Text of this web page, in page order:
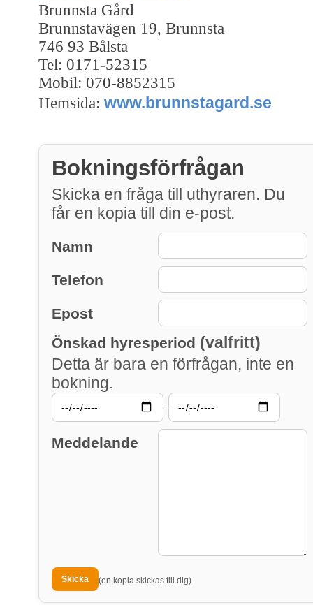
Brunnsta Gård
Brunnstavägen 19, Brunnsta
746 93 Bålsta
Tel: 0171-52315
Mobil: 070-8852315
Hemsida: www.brunnstagard.se
Bokningsförfrågan
Skicka en fråga till uthyraren. Du
får en kopia till din e-post.
Namn
Telefon
Epost
Önskad hyresperiod (valfritt)
Detta är bara en förfrågan, inte en
bokning.
–
Meddelande
(en kopia skickas till dig)